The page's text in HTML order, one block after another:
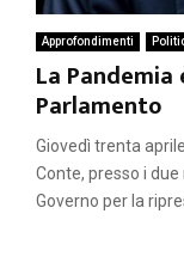
Approfondimenti
La Pandemia
Parlamento
Giovedì trenta
Conte, presso i
Governo per la